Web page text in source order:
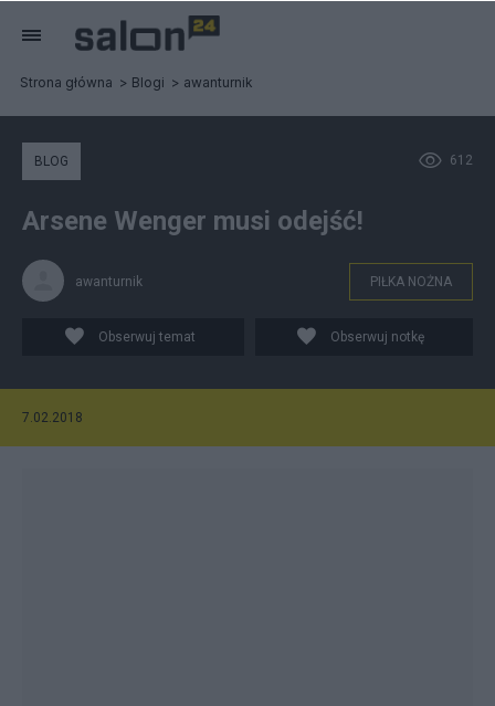
Strona główna Blogi awanturnik
612
BLOG
Arsene Wenger musi odejść!
awanturnik PIŁKA NOŻNA
Obserwuj temat Obserwuj notkę
7.02.2018